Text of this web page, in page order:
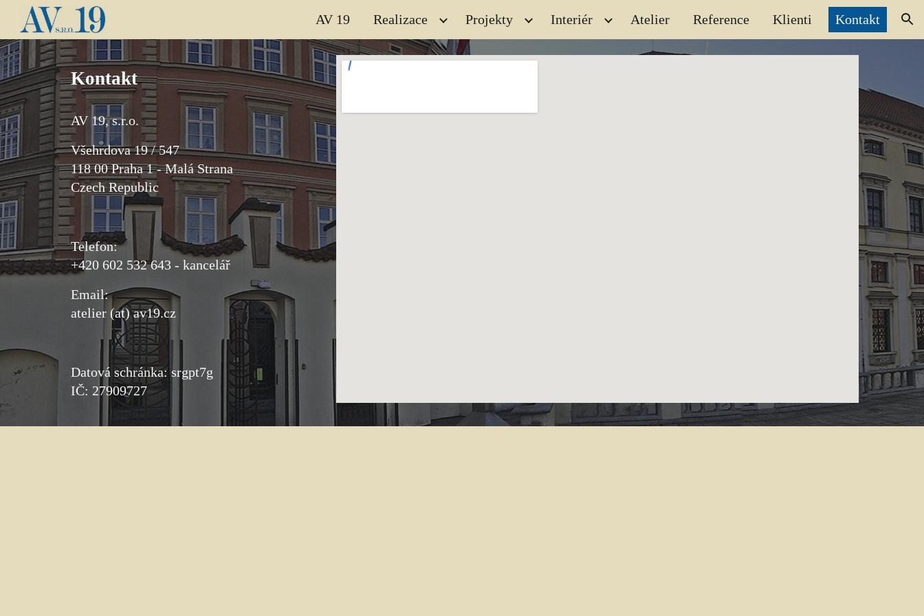
Skip to main content Skip to navigation
AV 19 Realizace Projekty Interiér Atelier Reference Klienti Kontakt
Kontakt
AV 19, s.r.o.
Všehrdova 19 / 547
118 00 Praha 1 - Malá Strana
Czech Republic
Telefon:
+420 602 532 643 - kancelář
Email:
atelier (at) av19.cz
Datová schránka: srgpt7g
IČ: 27909727